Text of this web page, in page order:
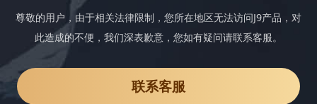
尊敬的用户，由于相关法律限制，您所在地区无法访问J9产品，对
此造成的不便，我们深表歉意，您如有疑问请联系客服。
联系客服